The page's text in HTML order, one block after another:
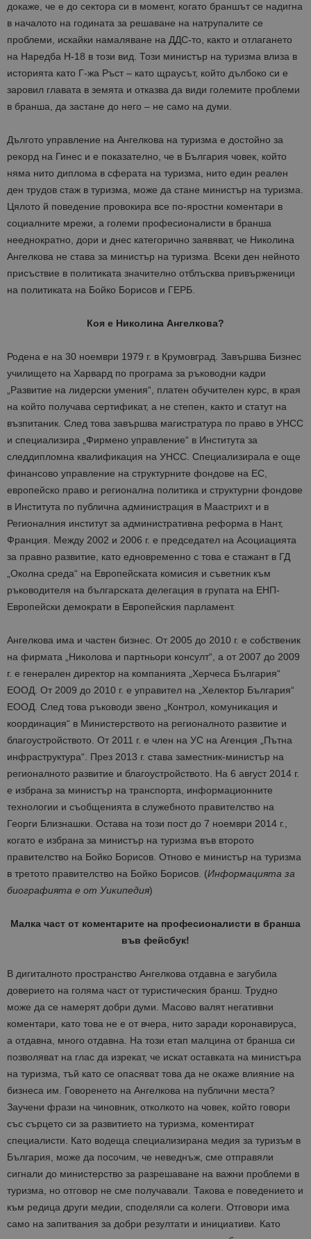
докаже, че е до сектора си в момент, когато браншът се надигна
в началото на годината за решаване на натрупалите се
проблеми, искайки намаляване на ДДС-то, както и отлагането
на Наредба Н-18 в този вид. Този министър на туризма влиза в
историята като Г-жа Ръст – като щраусът, който дълбоко си е
заровил главата в земята и отказва да види големите проблеми
в бранша, да застане до него – не само на думи.
Дългото управление на Ангелкова на туризма е достойно за
рекорд на Гинес и е показателно, че в България човек, който
няма нито диплома в сферата на туризма, нито един реален
ден трудов стаж в туризма, може да стане министър на туризма.
Цялото й поведение провокира все по-яростни коментари в
социалните мрежи, а големи професионалисти в бранша
нееднократно, дори и днес категорично заявяват, че Николина
Ангелкова не става за министър на туризма. Всеки ден нейното
присъствие в политиката значително отблъсква привърженици
на политиката на Бойко Борисов и ГЕРБ.
Коя е Николина Ангелкова?
Родена е на 30 ноември 1979 г. в Крумовград. Завършва Бизнес
училището на Харвард по програма за ръководни кадри
„Развитие на лидерски умения“, платен обучителен курс, в края
на който получава сертификат, а не степен, както и статут на
възпитаник. След това завършва магистратура по право в УНСС
и специализира „Фирмено управление“ в Института за
следдипломна квалификация на УНСС. Специализирала е още
финансово управление на структурните фондове на ЕС,
европейско право и регионална политика и структурни фондове
в Института по публична администрация в Маастрихт и в
Регионалния институт за административна реформа в Нант,
Франция. Между 2002 и 2006 г. е председател на Асоциацията
за правно развитие, като едновременно с това е стажант в ГД
„Околна среда“ на Европейската комисия и съветник към
ръководителя на българската делегация в групата на ЕНП-
Европейски демократи в Европейския парламент.
Ангелкова има и частен бизнес. От 2005 до 2010 г. е собственик
на фирмата „Николова и партньори консулт“, а от 2007 до 2009
г. е генерален директор на компанията „Херчеса България“
ЕООД. От 2009 до 2010 г. е управител на „Хелектор България“
ЕООД. След това ръководи звено „Контрол, комуникация и
координация“ в Министерството на регионалното развитие и
благоустройството. От 2011 г. е член на УС на Агенция „Пътна
инфраструктура“. През 2013 г. става заместник-министър на
регионалното развитие и благоустройството. На 6 август 2014 г.
е избрана за министър на транспорта, информационните
технологии и съобщенията в служебното правителство на
Георги Близнашки. Остава на този пост до 7 ноември 2014 г.,
когато е избрана за министър на туризма във второто
правителство на Бойко Борисов. Отново е министър на туризма
в третото правителство на Бойко Борисов. (Информацията за
биографията е от Уикипедия)
Малка част от коментарите на професионалисти в бранша
във фейсбук!
В дигиталното пространство Ангелкова отдавна е загубила
доверието на голяма част от туристическия бранш. Трудно
може да се намерят добри думи. Масово валят негативни
коментари, като това не е от вчера, нито заради коронавируса,
а отдавна, много отдавна. На този етап малцина от бранша си
позволяват на глас да изрекат, че искат оставката на министъра
на туризма, тъй като се опасяват това да не окаже влияние на
бизнеса им. Говоренето на Ангелкова на публични места?
Заучени фрази на чиновник, отколкото на човек, който говори
със сърцето си за развитието на туризма, коментират
специалисти. Като водеща специализирана медия за туризъм в
България, може да посочим, че неведнъж, сме отправяли
сигнали до министерство за разрешаване на важни проблеми в
туризма, но отговор не сме получавали. Такова е поведението и
към редица други медии, споделяли са колеги. Отговори има
само на запитвания за добри резултати и инициативи. Като